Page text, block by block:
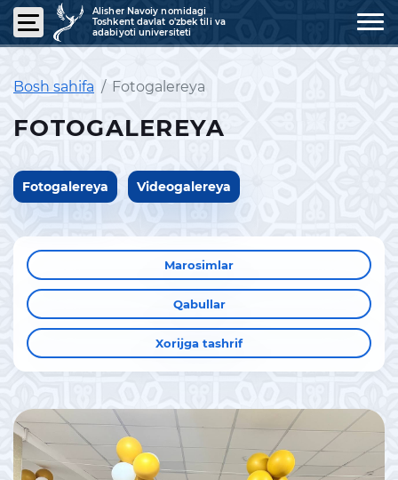
Alisher Navoiy nomidagi
Toshkent davlat o'zbek tili va
adabiyoti universiteti
Bosh sahifa Fotogalereya
FOTOGALEREYA
Fotogalereya Videogalereya
Marosimlar
Qabullar
Xorijga tashrif